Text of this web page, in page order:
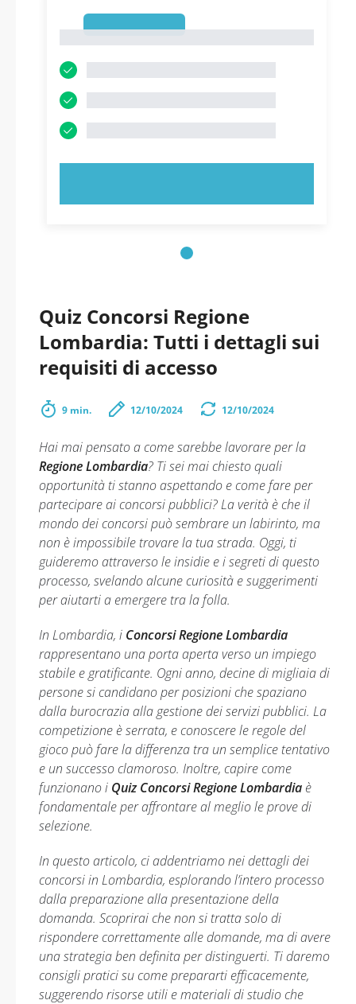
Quiz Concorsi Regione
Lombardia: Tutti i dettagli sui
requisiti di accesso
9 min. 12/10/2024 12/10/2024
Hai mai pensato a come sarebbe lavorare per la
Regione Lombardia? Ti sei mai chiesto quali
opportunità ti stanno aspettando e come fare per
partecipare ai concorsi pubblici? La verità è che il
mondo dei concorsi può sembrare un labirinto, ma
non è impossibile trovare la tua strada. Oggi, ti
guideremo attraverso le insidie e i segreti di questo
processo, svelando alcune curiosità e suggerimenti
per aiutarti a emergere tra la folla.
In Lombardia, i Concorsi Regione Lombardia
rappresentano una porta aperta verso un impiego
stabile e gratificante. Ogni anno, decine di migliaia di
persone si candidano per posizioni che spaziano
dalla burocrazia alla gestione dei servizi pubblici. La
competizione è serrata, e conoscere le regole del
gioco può fare la differenza tra un semplice tentativo
e un successo clamoroso. Inoltre, capire come
funzionano i Quiz Concorsi Regione Lombardia è
fondamentale per affrontare al meglio le prove di
selezione.
In questo articolo, ci addentriamo nei dettagli dei
concorsi in Lombardia, esplorando l’intero processo
dalla preparazione alla presentazione della
domanda. Scoprirai che non si tratta solo di
rispondere correttamente alle domande, ma di avere
una strategia ben definita per distinguerti. Ti daremo
consigli pratici su come prepararti efficacemente,
suggerendo risorse utili e materiali di studio che